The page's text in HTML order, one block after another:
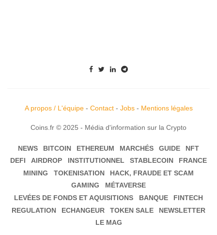
A propos / L'équipe- Contact- Jobs- Mentions légales
Coins.fr © 2025 - Média d'information sur la Crypto
NEWS BITCOIN ETHEREUM MARCHÉS GUIDE
NFT
DEFI
AIRDROP INSTITUTIONNEL STABLECOIN
FRANCE
MINING
TOKENISATION
HACK, FRAUDE ET SCAM
GAMING
MÉTAVERSE
LEVÉES DE FONDS ET AQUISITIONS
BANQUE
FINTECH
REGULATION
ECHANGEUR TOKEN SALE
NEWSLETTER
LE MAG